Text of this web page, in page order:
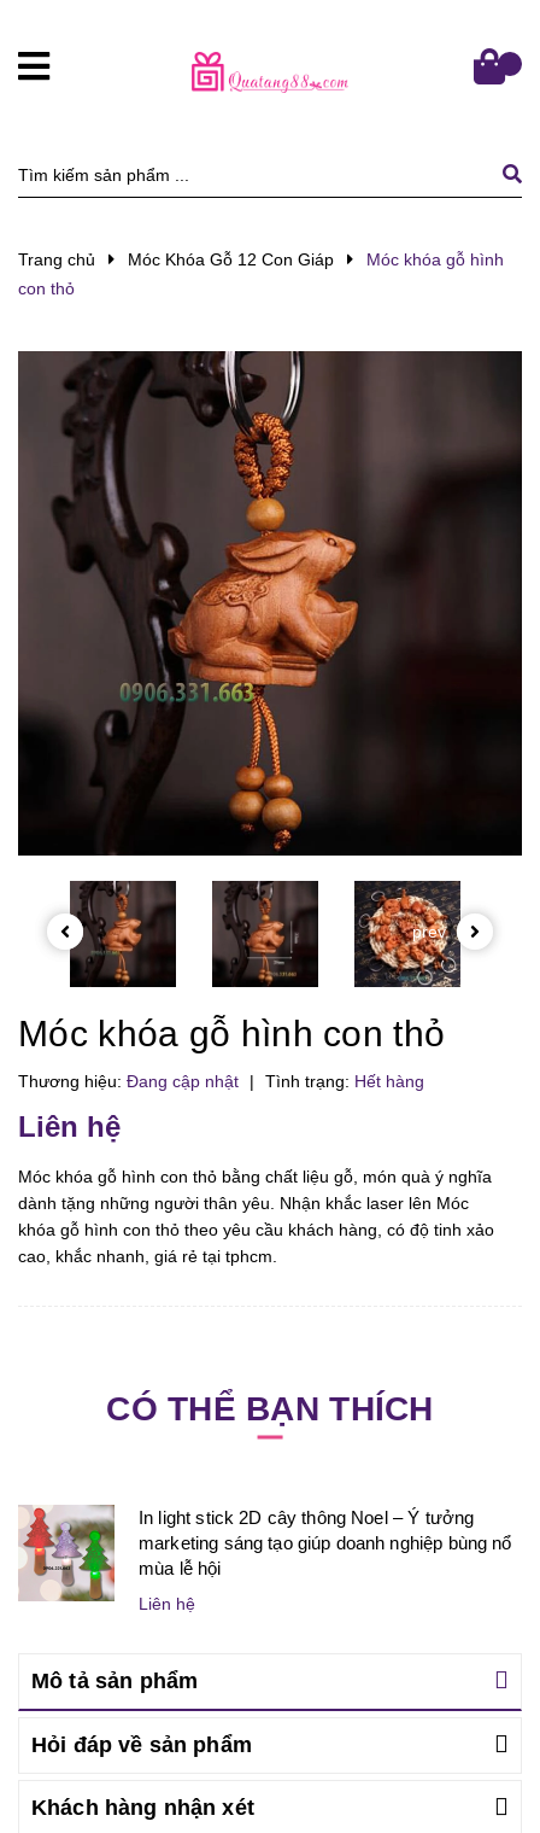
Trang chủ Móc Khóa Gỗ 12 Con Giáp
Móc khóa gỗ hình
con thỏ
prev
Móc khóa gỗ hình con thỏ
Thương hiệu: Đang cập nhật | Tình trạng: Hết hàng
Liên hệ
Móc khóa gỗ hình con thỏ bằng chất liệu gỗ, món quà ý nghĩa
dành tặng những người thân yêu. Nhận khắc laser lên Móc
khóa gỗ hình con thỏ theo yêu cầu khách hàng, có độ tinh xảo
cao, khắc nhanh, giá rẻ tại tphcm.
CÓ THỂ BẠN THÍCH
In light stick 2D cây thông Noel – Ý tưởng
marketing sáng tạo giúp doanh nghiệp bùng nổ
mùa lễ hội
Liên hệ
Mô tả sản phẩm
Hỏi đáp về sản phẩm
Khách hàng nhận xét